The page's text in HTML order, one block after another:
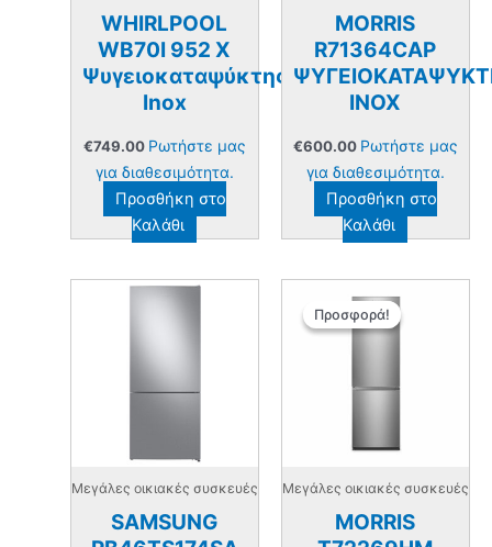
WHIRLPOOL
WB70I 952 X
Ψυγειοκαταψύκτης
Inox
€749.00 Ρωτήστε μας
για διαθεσιμότητα.
Προσθήκη στο
Καλάθι
MORRIS
R71364CAP
INOX
€600.00 Ρωτήστε μας
για διαθεσιμότητα.
Προσθήκη στο
Καλάθι
Μεγάλες οικιακές συσκευές
SAMSUNG
Προσφορά!
Προσφορά!
Μεγάλες οικιακές συσκευές
MORRIS